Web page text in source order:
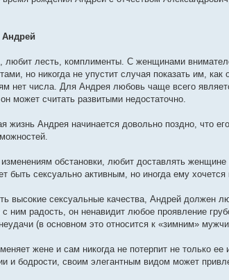
Андрей
любит лесть, комплименты. С женщинами
но никогда не упустит случая показать им,
нет числа. Для Андрея любовь чаще всего
может считать развитыми недостаточно.
жизнь Андрея начинается довольно поздно, что
обстановки, любит доставлять
быть сексуально активным, но иногда ему
высокие сексуальные качества, Андрей должен
ним радость, он ненавидит любое проявление
(в основном это относится к «зимним»
жене и сам никогда не потерпит не только
и бодрости, своим элегантным видом может